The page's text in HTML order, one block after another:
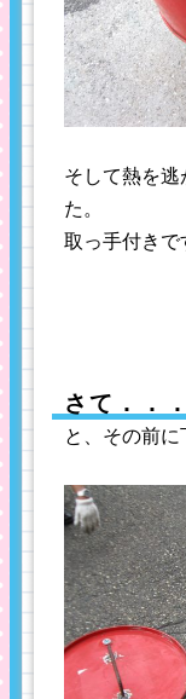
そして熱を逃
た。
取っ手付きで
さて．．
と、その前に